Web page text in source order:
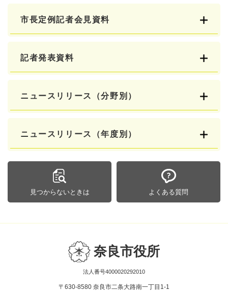
市長定例記者会見資料
記者発表資料
ニュースリリース（分野別）
ニュースリリース（年度別）
見つからないときは よくある質問
奈良市役所
法人番号4000020292010
〒630-8580 奈良市二条大路南一丁目1-1